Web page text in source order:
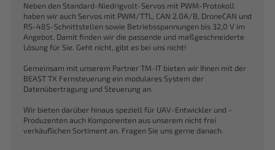
Neben den Standard-Niedrigvolt-Servos mit PWM-Protokoll
haben wir auch Servos mit PWM/TTL, CAN 2.0A/B, DroneCAN und
RS-485-Schnittstellen sowie Betriebsspannungen bis 32,0 V im
Angebot. Damit finden wir die passende und maßgeschneiderte
Lösung für Sie. Geht nicht, gibt es bei uns nicht!
Gemeinsam mit unserem Partner TM-IT bieten wir Ihnen mit der
BEAST TX Fernsteuerung ein modulares System der
Datenübertragung und Steuerung an.
Wir bieten darüber hinaus speziell für UAV-Entwickler und -
Produzenten auch Komponenten aus unserem nicht frei
verkäuflichen Sortiment an. Fragen Sie uns gerne danach.